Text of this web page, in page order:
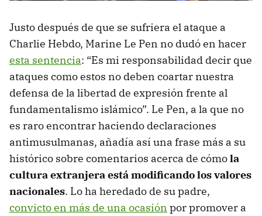
Justo después de que se sufriera el ataque a
Charlie Hebdo, Marine Le Pen no dudó en hacer
esta sentencia: “Es mi responsabilidad decir que
ataques como estos no deben coartar nuestra
defensa de la libertad de expresión frente al
fundamentalismo islámico”. Le Pen, a la que no
es raro encontrar haciendo declaraciones
antimusulmanas, añadía así una frase más a su
histórico sobre comentarios acerca de cómola
cultura extranjera está modificando los valores
nacionales. Lo ha heredado de su padre,
convicto en más de una ocasión por promover a